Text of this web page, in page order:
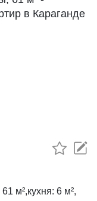
61 м²,кухня: 6 м²,